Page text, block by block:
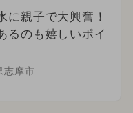
に親子で大興奮！
るのも嬉しいポイ
志摩市